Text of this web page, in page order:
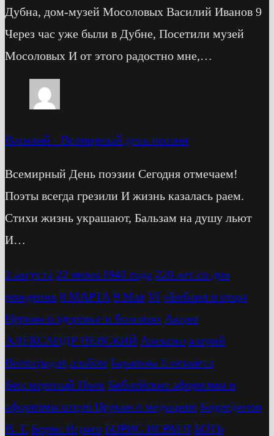
Дубна, дом-музей Мосоловых Василий Иванов 9
Через час уже были в Дубне, Посетили музей
Мосоловых И от этого радостно мне,…
Василий - Всемирный день поэзии
Всемирный День поэзии Сегодня отмечаем!
Поэты всегда грезили И жизнь казалась раем.
Стихи жизнь украшают, Бальзам на душу льют
И…
2 августа 22 июня 1941 года 220 лет со дня
рождения 8 МАРТА 9 Мая Vf »Библия и отцы
Церкви о здоровье и болезнях Акция
АЛЕКСАНДР НЕВСКИЙ Алексин алерий
Виноградов альбом Баранова Елизавета
Бессмертный Полк Библейские афоризмы и
афоризмы отцов Церкви о медицине Бодрединов
В. Т. Бориc Играев БОРИС ИГРАЕВ БОТЬ